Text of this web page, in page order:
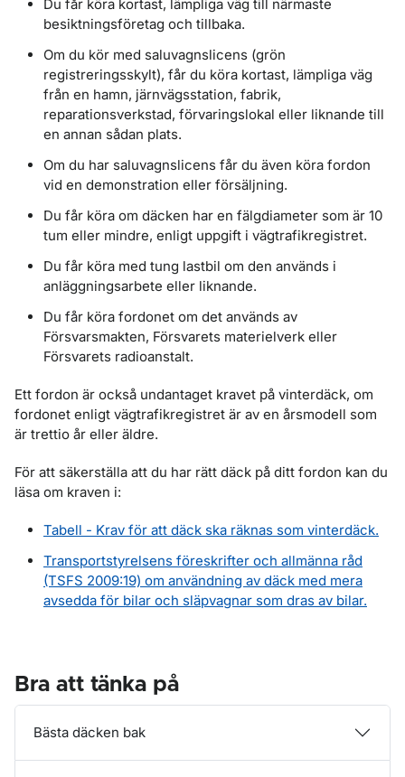
Du får köra kortast, lämpliga väg till närmaste
besiktningsföretag och tillbaka.
Om du kör med saluvagnslicens (grön
registreringsskylt), får du köra kortast, lämpliga väg
från en hamn, järnvägsstation, fabrik,
reparationsverkstad, förvaringslokal eller liknande till
en annan sådan plats.
Om du har saluvagnslicens får du även köra fordon
vid en demonstration eller försäljning.
Du får köra om däcken har en fälgdiameter som är 10
tum eller mindre, enligt uppgift i vägtrafikregistret.
Du får köra med tung lastbil om den används i
anläggningsarbete eller liknande.
Du får köra fordonet om det används av
Försvarsmakten, Försvarets materielverk eller
Försvarets radioanstalt.
Ett fordon är också undantaget kravet på vinterdäck, om
fordonet enligt vägtrafikregistret är av en årsmodell som
är trettio år eller äldre.
För att säkerställa att du har rätt däck på ditt fordon kan du
läsa om kraven i:
Tabell - Krav för att däck ska räknas som vinterdäck.
Transportstyrelsens föreskrifter och allmänna råd
(TSFS 2009:19) om användning av däck med mera
avsedda för bilar och släpvagnar som dras av bilar.
Bra att tänka på
Bästa däcken bak